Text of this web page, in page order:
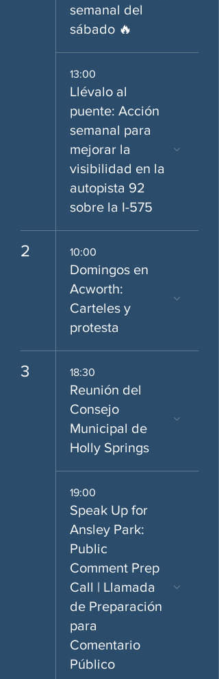
semanal del
sábado 🔥
13:00
Llévalo al
puente: Acción
semanal para
mejorar la
visibilidad en la
autopista 92
sobre la I-575
2 10:00
Domingos en
Acworth:
Carteles y
protesta
3 18:30
Reunión del
Consejo
Municipal de
Holly Springs
19:00
Speak Up for
Ansley Park:
Public
Comment Prep
Call | Llamada
de Preparación
para
Comentario
Público